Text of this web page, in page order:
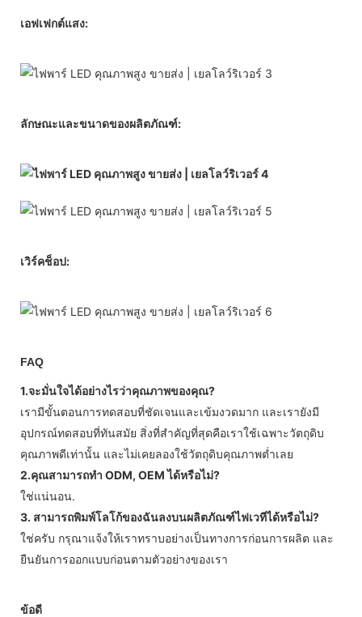
เอฟเฟกต์แสง:
ลักษณะและขนาดของผลิตภัณฑ์:
เวิร์คช็อป:
FAQ
1.จะมั่นใจได้อย่างไรว่าคุณภาพของคุณ?
เรามีขั้นตอนการทดสอบที่ชัดเจนและเข้มงวดมาก และเรายังมี
อุปกรณ์ทดสอบที่ทันสมัย ​​สิ่งที่สำคัญที่สุดคือเราใช้เฉพาะวัตถุดิบ
คุณภาพดีเท่านั้น และไม่เคยลองใช้วัตถุดิบคุณภาพต่ำเลย
2.คุณสามารถทำ ODM, OEM ได้หรือไม่?
ใช่แน่นอน.
3. สามารถพิมพ์โลโก้ของฉันลงบนผลิตภัณฑ์ไฟเวทีได้หรือไม่?
ใช่ครับ กรุณาแจ้งให้เราทราบอย่างเป็นทางการก่อนการผลิต และ
ยืนยันการออกแบบก่อนตามตัวอย่างของเรา
ข้อดี